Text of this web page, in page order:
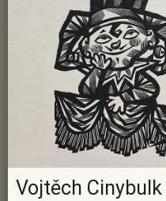
Vojtěch Cinybulk